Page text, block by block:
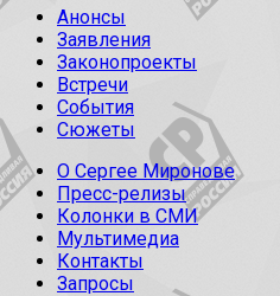
Анонсы
Заявления
Законопроекты
Встречи
События
Сюжеты
О Сергее Миронове
Пресс-релизы
Колонки в СМИ
Мультимедиа
Контакты
Запросы